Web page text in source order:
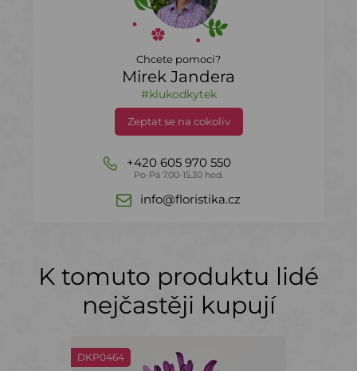
Chcete pomoci?
Mirek Jandera
#klukodkytek
Zeptat se na cokoliv
+420 605 970 550
Po-Pá 7.00-15.30 hod.
info@floristika.cz
K tomuto produktu lidé
nejčastěji kupují
DKP0464